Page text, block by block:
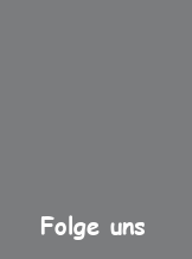
Folge uns